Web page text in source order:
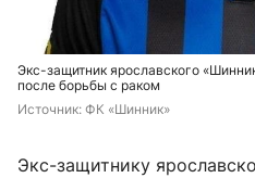
Экс-защитник ярославского
после борьбы с раком
Источник: ФК «Шинник»
Экс-защитнику